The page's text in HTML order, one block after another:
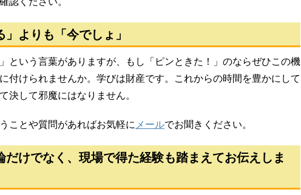
」よりも「今でしょ」
という言葉がありますが、もし「ピンときた！」のならぜひこの機
付けられませんか。学びは財産です。これからの時間を豊かにして
決して邪魔にはなりません。
ことや質問があればお気軽に メールでお聞きください。
だけでなく、現場で得た経験も踏まえてお伝えしま